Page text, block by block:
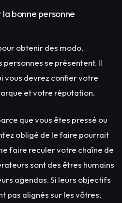
bonne personne
obtenir des modo.
personnes se présentent. Il
vous devrez confier votre
et votre réputation.
que vous êtes pressé ou
obligé de le faire pourrait
faire reculer votre chaîne de
sont des êtres humains
agendas. Si leurs objectifs
pas alignés sur les vôtres,